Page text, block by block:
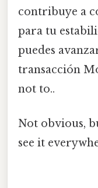
contribuye a
para tu
puedes
transacción
not to..
Not obvious,
see it